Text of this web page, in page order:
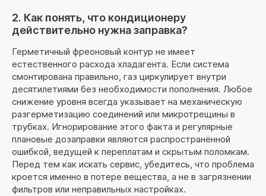
2. Как понять, что кондиционеру
действительно нужна заправка?
Герметичный фреоновый контур не имеет
естественного расхода хладагента. Если система
смонтирована правильно, газ циркулирует внутри
десятилетиями без необходимости пополнения. Любое
снижение уровня всегда указывает на механическую
разгерметизацию соединений или микротрещины в
трубках. Игнорирование этого факта и регулярные
плановые дозаправки являются распространённой
ошибкой, ведущей к переплатам и скрытым поломкам.
Перед тем как искать сервис, убедитесь, что проблема
кроется именно в потере вещества, а не в загрязнении
фильтров или неправильных настройках.